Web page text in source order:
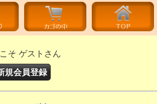
そ ゲストさん
規会員登録